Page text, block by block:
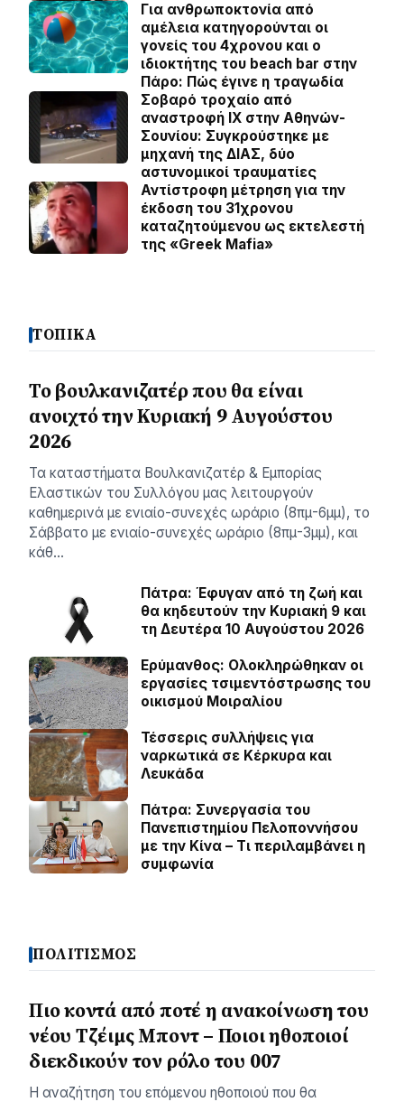
Για ανθρωποκτονία από
αμέλεια κατηγορούνται οι
γονείς του 4χρονου και ο
ιδιοκτήτης του beach bar στην
Πάρο: Πώς έγινε η τραγωδία
Σοβαρό τροχαίο από
αναστροφή ΙΧ στην Αθηνών-
Σουνίου: Συγκρούστηκε με
μηχανή της ΔΙΑΣ, δύο
αστυνομικοί τραυματίες
Αντίστροφη μέτρηση για την
έκδοση του 31χρονου
καταζητούμενου ως εκτελεστή
της «Greek Mafia»
ΤΟΠΙΚΑ
Το βουλκανιζατέρ που θα είναι
ανοιχτό την Κυριακή 9 Αυγούστου
2026
Τα καταστήματα Βουλκανιζατέρ & Εμπορίας
Ελαστικών του Συλλόγου μας λειτουργούν
καθημερινά με ενιαίο-συνεχές ωράριο (8πμ-6μμ), το
Σάββατο με ενιαίο-συνεχές ωράριο (8πμ-3μμ), και
κάθ…
Πάτρα: Έφυγαν από τη ζωή και
θα κηδευτούν την Κυριακή 9 και
τη Δευτέρα 10 Αυγούστου 2026
Ερύμανθος: Ολοκληρώθηκαν οι
εργασίες τσιμεντόστρωσης του
οικισμού Μοιραλίου
Τέσσερις συλλήψεις για
ναρκωτικά σε Κέρκυρα και
Λευκάδα
Πάτρα: Συνεργασία του
Πανεπιστημίου Πελοποννήσου
με την Κίνα – Τι περιλαμβάνει η
συμφωνία
ΠΟΛΙΤΙΣΜΟΣ
Πιο κοντά από ποτέ η ανακοίνωση του
νέου Τζέιμς Μποντ – Ποιοι ηθοποιοί
διεκδικούν τον ρόλο του 007
Η αναζήτηση του επόμενου ηθοποιού που θα